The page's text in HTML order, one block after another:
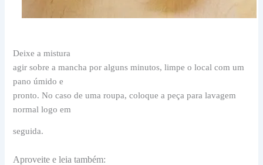
Deixe a mistura
agir sobre a mancha por alguns minutos, limpe o local com um
pano úmido e
pronto. No caso de uma roupa, coloque a peça para lavagem
normal logo em
seguida.
Aproveite e leia também: